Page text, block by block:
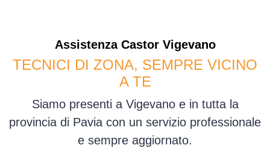
Assistenza CastorVigevano
TECNICI DI ZONA, SEMPRE VICINO
A TE
Siamo presenti a Vigevano e in tutta la
provincia di Pavia con un servizio professionale
e sempre aggiornato.